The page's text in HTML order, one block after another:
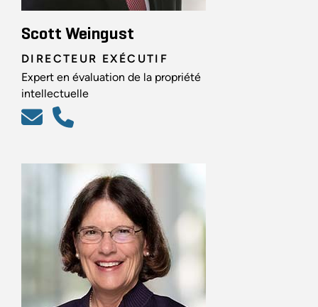
Scott Weingust
DIRECTEUR EXÉCUTIF
Expert en évaluation de la propriété
intellectuelle